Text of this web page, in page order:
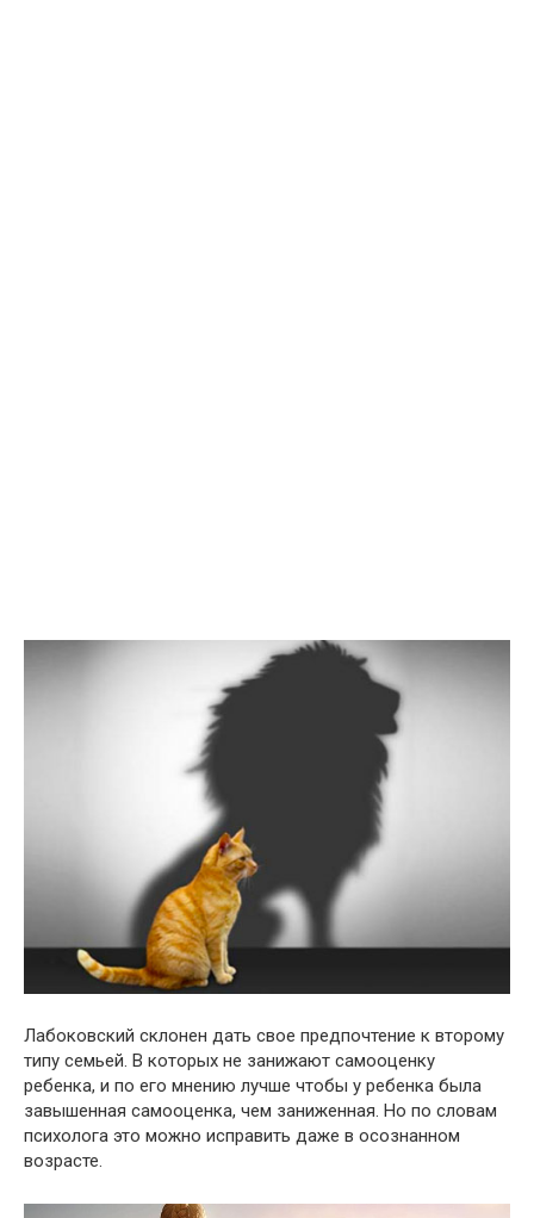
Лабоковский склонен дать свое предпочтение к второму
типу семьей. В которых не занижают самооценку
ребенка, и по его мнению лучше чтобы у ребенка была
завышенная самооценка, чем заниженная. Но по словам
психолога это можно исправить даже в осознанном
возрасте.